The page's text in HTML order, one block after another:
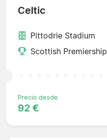
Celtic
Pittodrie Stadium
Scottish Premiership
Precio desde
92 €